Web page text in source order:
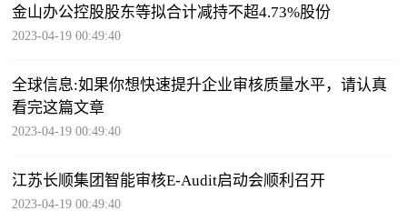
金山办公控股股东等拟合计减持不超4.73%股份
2023-04-19 00:49:40
全球信息:如果你想快速提升企业审核质量水平，请认真
看完这篇文章
2023-04-19 00:49:40
江苏长顺集团智能审核E-Audit启动会顺利召开
2023-04-19 00:49:40